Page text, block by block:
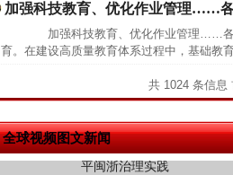
加强科技教育、优化作业管理……
加强科技教育、优化作业管理……各
育。在建设高质量教育体系过程中，基础教
共 1024 条信息
全球视频图文新闻
在谋一域中谋全局